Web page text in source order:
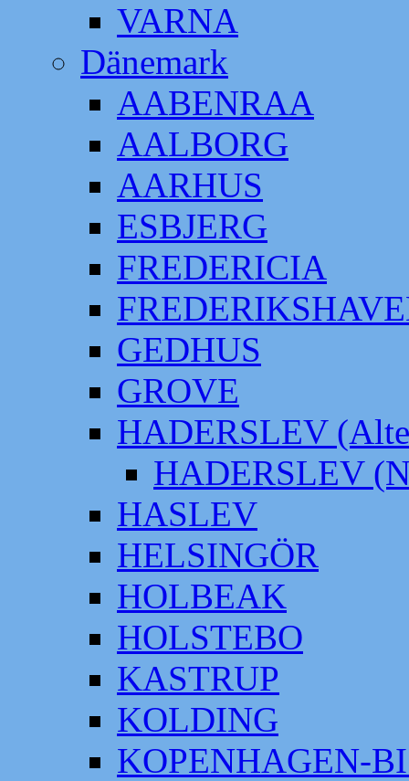
VARNA
Dänemark
AABENRAA
AALBORG
AARHUS
ESBJERG
FREDERICIA
GEDHUS
GROVE
HADERSLEV
HADERSLEV
HASLEV
HELSINGÖR
HOLBEAK
HOLSTEBO
KASTRUP
KOLDING
KOPENHAGEN-